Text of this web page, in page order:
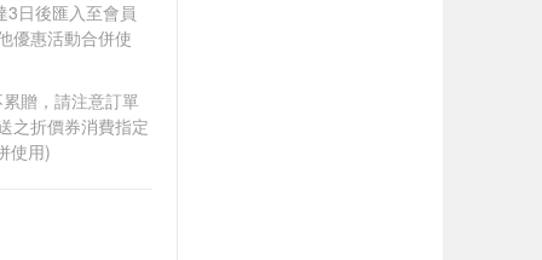
3日後匯入至會員
優惠活動合併使
贈，請注意訂單
之折價券消費指定
使用)